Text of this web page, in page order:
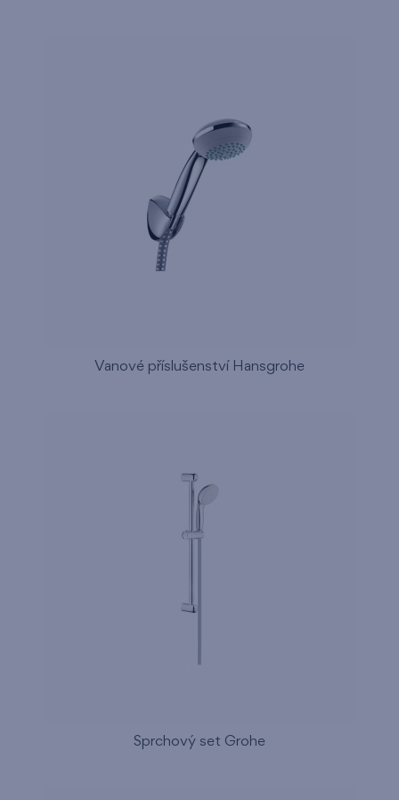
Vanové příslušenství Hansgrohe
Sprchový set Grohe